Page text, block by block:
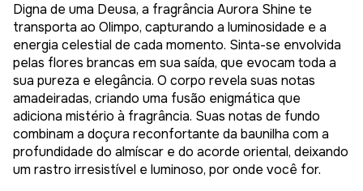
Digna de uma Deusa, a fragrância Aurora Shine te
transporta ao Olimpo, capturando a luminosidade e a
energia celestial de cada momento. Sinta-se envolvida
pelas flores brancas em sua saída, que evocam toda a
sua pureza e elegância. O corpo revela suas notas
amadeiradas, criando uma fusão enigmática que
adiciona mistério à fragrância. Suas notas de fundo
combinam a doçura reconfortante da baunilha com a
profundidade do almíscar e do acorde oriental, deixando
um rastro irresistível e luminoso, por onde você for.